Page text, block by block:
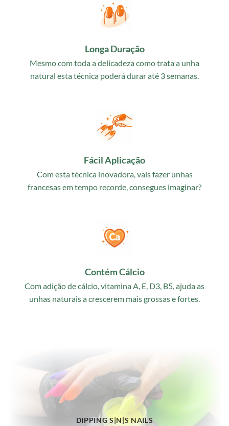
Longa Duração
Mesmo com toda a delicadeza como trata a unha
natural esta técnica poderá durar até 3 semanas.
Fácil Aplicação
Com esta técnica inovadora, vais fazer unhas
francesas em tempo recorde, consegues imaginar?
Contém Cálcio
Com adição de cálcio, vitamina A, E, D3, B5, ajuda as
unhas naturais a crescerem mais grossas e fortes.
DIPPING S|N|S NAILS